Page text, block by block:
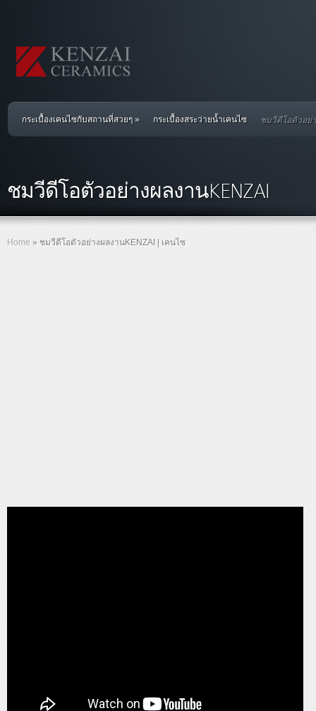
กระเบื้องเคนไซกับสถานที่สวยๆ» กระเบื้องสระว่ายน้ำเคนไซ ชมวีดีโอตัวอย่
ชมวีดีโอตัวอย่างผลงานKENZAI
Home » ชมวีดีโอตัวอย่างผลงานKENZAI | เคนไซ